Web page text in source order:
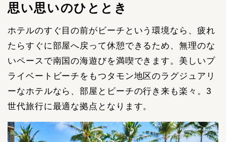
思い思いのひととき
ホテルのすぐ目の前がビーチという環境なら、疲れ
たらすぐに部屋へ戻って休憩できるため、無理のな
いペースで南国の海遊びを満喫できます。美しいプ
ライベートビーチをもつタモン地区のラグジュアリ
ーなホテルなら、部屋とビーチの行き来も楽々。3
世代旅行に最適な拠点となります。